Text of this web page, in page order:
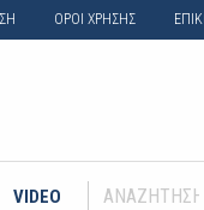
ΟΡΟΙ ΧΡΗΣΗΣ
VIDEO